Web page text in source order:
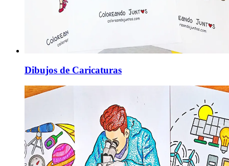
Dibujos de Caricaturas